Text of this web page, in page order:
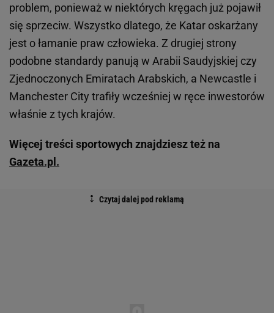
problem, ponieważ w niektórych kręgach już pojawił
się sprzeciw. Wszystko dlatego, że Katar oskarżany
jest o łamanie praw człowieka. Z drugiej strony
podobne standardy panują w Arabii Saudyjskiej czy
Zjednoczonych Emiratach Arabskich, a Newcastle i
Manchester City trafiły wcześniej w ręce inwestorów
właśnie z tych krajów.
Więcej treści sportowych znajdziesz też na
Gazeta.pl.